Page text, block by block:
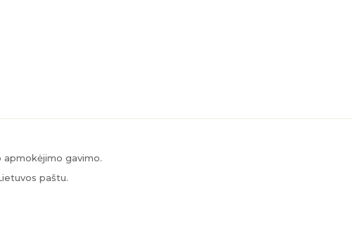
apmokėjimo gavimo.
paštu.